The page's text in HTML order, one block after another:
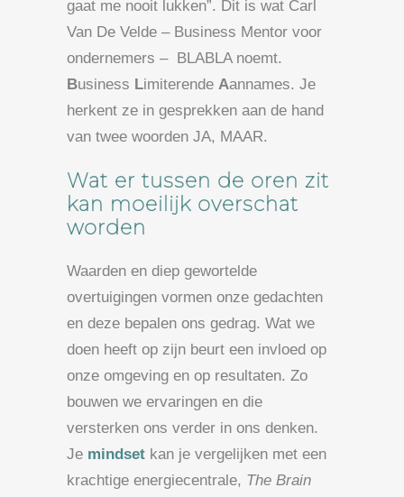
gaat me nooit lukken”. Dit is wat Carl
Van De Velde – Business Mentor voor
ondernemers – BLABLA noemt.
Business Limiterende Aannames. Je
herkent ze in gesprekken aan de hand
van twee woorden JA, MAAR.
Wat er tussen de oren zit
kan moeilijk overschat
worden
Waarden en diep gewortelde
overtuigingen vormen onze gedachten
en deze bepalen ons gedrag. Wat we
doen heeft op zijn beurt een invloed op
onze omgeving en op resultaten. Zo
bouwen we ervaringen en die
versterken ons verder in ons denken.
Je mindset kan je vergelijken met een
krachtige energiecentrale, The Brain